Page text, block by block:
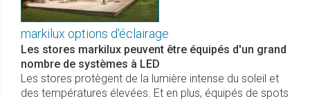
markilux options d'éclairage
Les stores markilux peuvent être équipés d'un grand
nombre de systèmes à LED
Les stores protègent de la lumière intense du soleil et
des températures élevées. Et en plus, équipés de spots